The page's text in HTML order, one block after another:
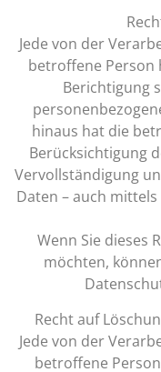
Jede von der
betroffene Person
Berichtigung
hinaus hat die
Berücksichtigung
Vervollständigung
Daten – auch
Wenn Sie dieses
möchten,
Recht auf
Jede von der
betroffene